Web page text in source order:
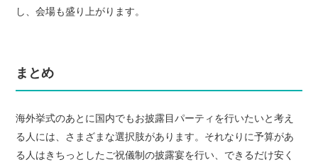
し、会場も盛り上がります。
まとめ
海外挙式のあとに国内でもお披露目パーティを行いたいと考え
る人には、さまざまな選択肢があります。それなりに予算があ
る人はきちっとしたご祝儀制の披露宴を行い、できるだけ安く